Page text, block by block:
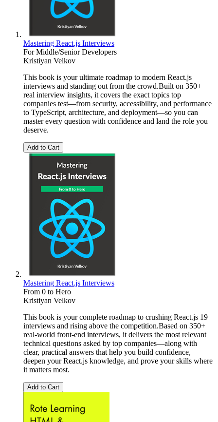
Mastering React.js Interviews
For Middle/Senior Developers
Kristiyan Velkov
This book is your ultimate roadmap to modern React.js
interviews and standing out from the crowd.Built on 350+
real interview insights, it covers the exact topics top
companies test—from security, accessibility, and performance
to TypeScript, architecture, and deployment—so you can
master every question with confidence and land the role you
deserve.
Add to Cart
Mastering React.js Interviews
From 0 to Hero
Kristiyan Velkov
This book is your complete roadmap to crushing React.js 19
interviews and rising above the competition.Based on 350+
real-world front-end interviews, it delivers the most relevant
technical questions asked by top companies—along with
clear, practical answers that help you build confidence,
deepen your React.js knowledge, and prove your skills where
it matters most.
Add to Cart